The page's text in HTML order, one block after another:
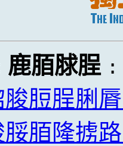
鹿脜脙脭
脰脭脷
脜隆掳